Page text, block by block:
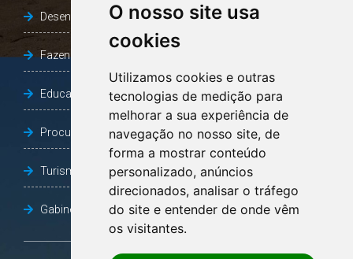
O nosso site usa
cookies
Utilizamos cookies e outras
tecnologias de medição para
melhorar a sua experiência de
navegação no nosso site, de
forma a mostrar conteúdo
personalizado, anúncios
direcionados, analisar o tráfego
do site e entender de onde vêm
os visitantes.
Desenvolvimento Social
Fazenda e Desenvolvimento Econômico
Educação
Procuradoria Geral do Município
Turismo, Desporto e Cultura
Gabinete Vice-Prefeito